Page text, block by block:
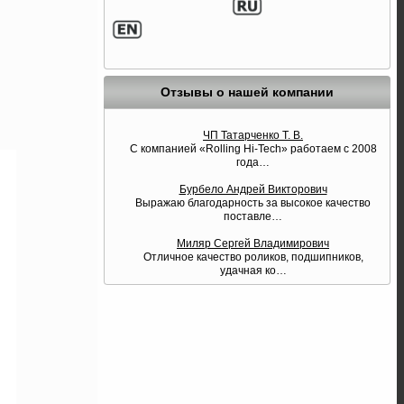
Отзывы о нашей компании
ЧП Татарченко Т. В.
С компанией «Rolling Hi-Tech» работаем с 2008
года…
Бурбело Андрей Викторович
Выражаю благодарность за высокое качество
поставле…
Миляр Сергей Владимирович
Отличное качество роликов, подшипников,
удачная ко…